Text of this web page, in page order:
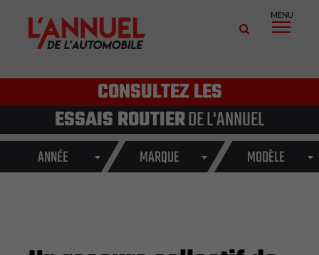
MENU
CONSULTEZ LES
ESSAIS ROUTIERDE L'ANNUEL
ANNÉE MARQUE MODÈLE